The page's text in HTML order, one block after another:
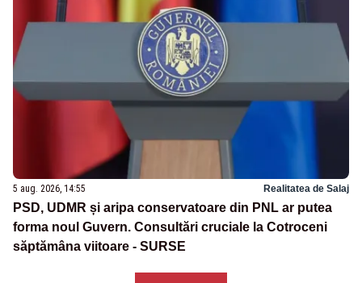
5 aug. 2026, 14:55 Realitatea de Salaj
PSD, UDMR și aripa conservatoare din PNL ar putea
forma noul Guvern. Consultări cruciale la Cotroceni
săptămâna viitoare - SURSE